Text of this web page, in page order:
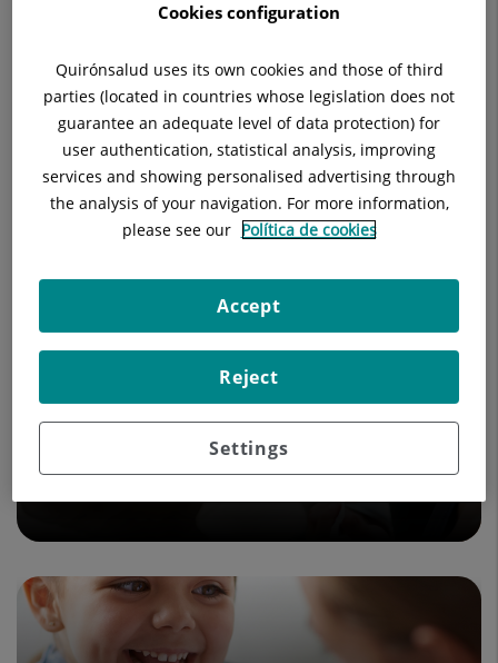
Descripción EDUCACIÓN DIABETOLÓGICA
Nuestros blogs
Cookies configuration
Quirónsalud uses its own cookies and those of third
parties (located in countries whose legislation does not
guarantee an adequate level of data protection) for
user authentication, statistical analysis, improving
services and showing personalised advertising through
the analysis of your navigation. For more information,
please see our Política de cookies
Settings
Reject
Accept